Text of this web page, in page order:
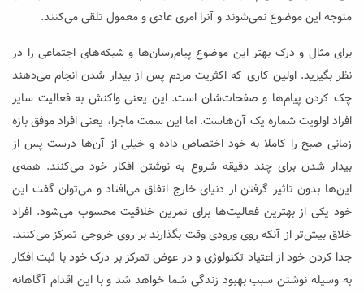
متوجه این موضوع نمی‌شوند و آنرا امری عادی و معمول تلقی می‌کنند.
برای مثال و درک بهتر این موضوع پیام‌رسان‌ها و شبکه‌های اجتماعی را در
نظر بگیرید. اولین کاری که اکثریت مردم پس از بیدار شدن انجام می‌دهند
چک کردن پیام‌ها و صفحات‌شان است. این یعنی واکنش به فعالیت سایر
افراد اولویت شماره یک آن‌هاست. اما این سمت ماجرا، یعنی افراد موفق بازه
زمانی صبح را کاملا به خود اختصاص داده و خیلی از آن‌ها درست پس از
بیدار شدن برای چند دقیقه شروع به نوشتن افکار خود می‌کنند. همه‌ی
این‌ها بدون تاثیر گرفتن از دنیای خارج اتفاق می‌افتاد و می‌توان گفت این
خود یکی از بهترین فعالیت‌ها برای تمرین خلاقیت محسوب می‌شود. افراد
خلاق بیش‌تر از آنکه روی ورودی وقت بگذارند بر روی خروجی تمرکز می‌کنند.
جدا کردن خود از اعتیاد تکنولوژی و در عوض تمرکز بر درک خود با ثبت افکار
به وسیله نوشتن سبب بهبود زندگی شما ‌خواهد شد و با این اقدام آگاهانه